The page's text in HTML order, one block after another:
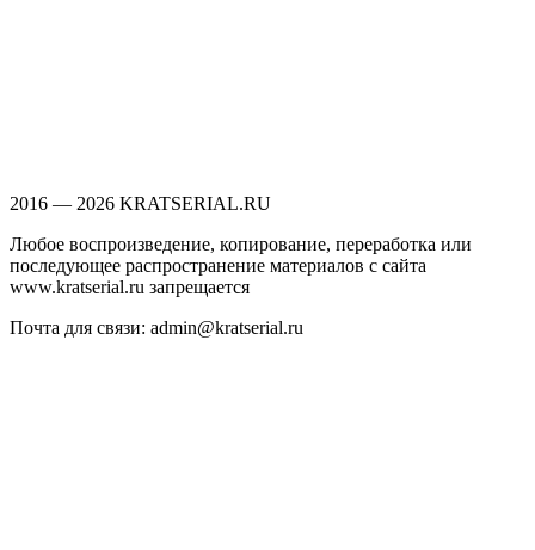
2016 — 2026 KRATSERIAL.RU
Любое воспроизведение, копирование, переработка или
последующее распространение материалов с сайта
www.kratserial.ru запрещается
Почта для связи: admin@kratserial.ru